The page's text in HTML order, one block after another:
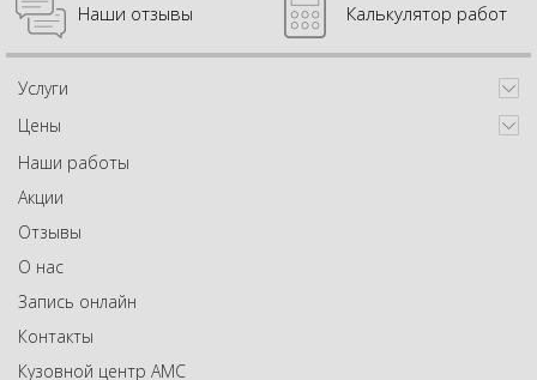
Наши отзывы Калькулятор работ
Услуги
Цены
Наши работы
Акции
Отзывы
О нас
Запись онлайн
Контакты
Кузовной центр АМС